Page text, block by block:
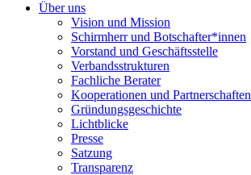
Über uns
Vision und Mission
Schirmherr und Botschafter*innen
Vorstand und Geschäftsstelle
Verbandsstrukturen
Fachliche Berater
Kooperationen und Partnerschaften
Gründungsgeschichte
Lichtblicke
Presse
Satzung
Transparenz